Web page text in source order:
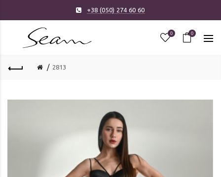
+38 (050) 274 60 60
0 0
2813